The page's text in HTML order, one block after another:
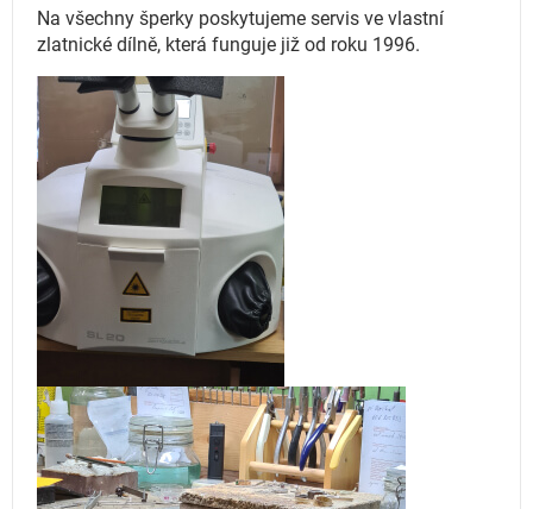
Na všechny šperky poskytujeme servis ve vlastní
zlatnické dílně, která funguje již od roku 1996.